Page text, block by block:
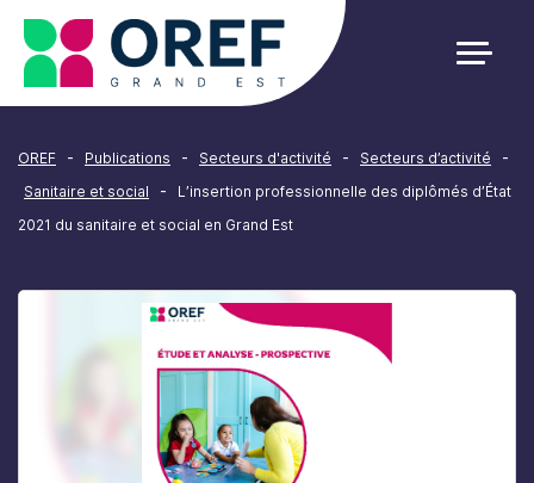
OREF - Publications - Secteurs d'activité - Secteurs d’activité -
Sanitaire et social -
L’insertion professionnelle des diplômés d’État
2021 du sanitaire et social en Grand Est